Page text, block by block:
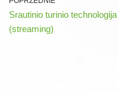
Srautinio turinio technologija
(streaming)